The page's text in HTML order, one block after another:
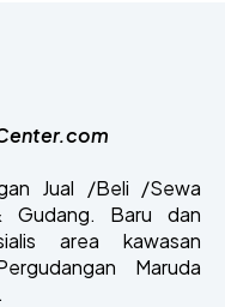
Jual /Beli /Sewa
Gudang. Baru dan
area kawasan
Maruda